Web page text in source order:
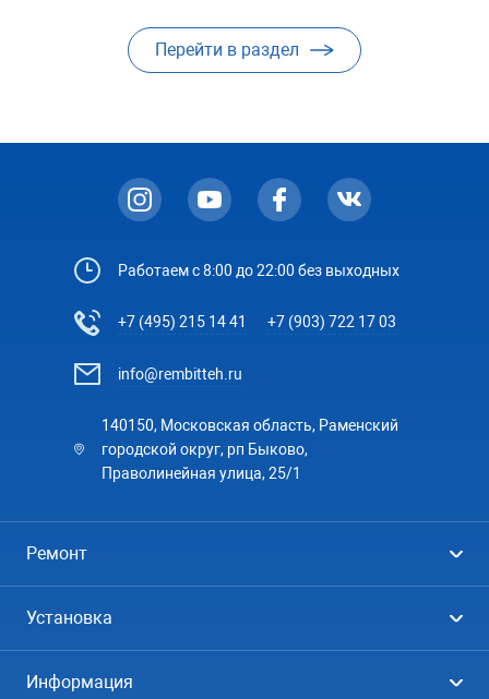
Перейти в раздел
Работаем с 8:00 до 22:00 без выходных
+7 (495) 215 14 41 +7 (903) 722 17 03
info@rembitteh.ru
140150, Московская область, Раменский
городской округ, рп Быково,
Праволинейная улица, 25/1
Ремонт
Посудомоечные машины
Установка
Информация